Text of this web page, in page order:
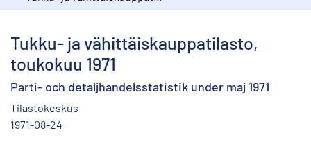
Tukku- ja vähittäiskauppatilasto,
toukokuu 1971
Parti- och detaljhandelsstatistik under maj 1971
Tilastokeskus
1971-08-24